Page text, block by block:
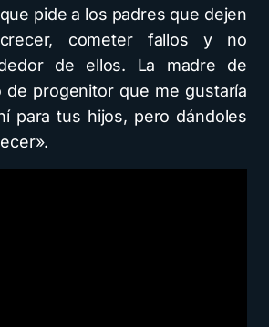
pide a los padres que dejen
cometer fallos y no
de ellos. La madre de
de progenitor que me gustaría
para tus hijos, pero dándoles